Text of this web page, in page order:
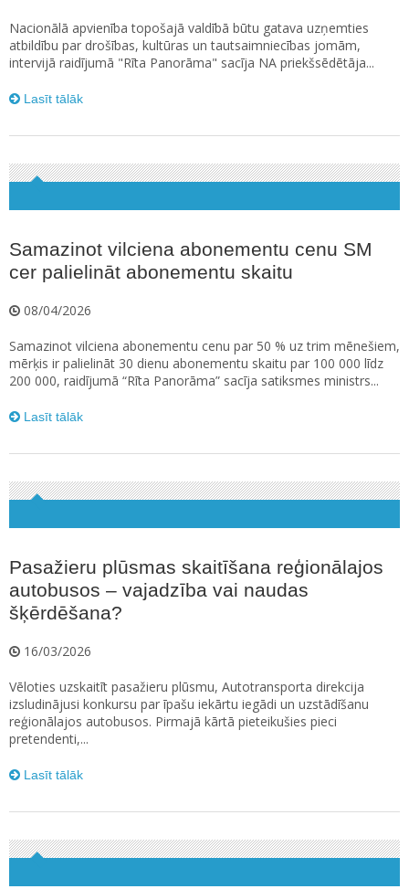
Nacionālā apvienība topošajā valdībā būtu gatava uzņemties
atbildību par drošības, kultūras un tautsaimniecības jomām,
intervijā raidījumā "Rīta Panorāma" sacīja NA priekšsēdētāja...
Lasīt tālāk
Samazinot vilciena abonementu cenu SM
cer palielināt abonementu skaitu
08/04/2026
Samazinot vilciena abonementu cenu par 50 % uz trim mēnešiem,
mērķis ir palielināt 30 dienu abonementu skaitu par 100 000 līdz
200 000, raidījumā “Rīta Panorāma” sacīja satiksmes ministrs...
Lasīt tālāk
Pasažieru plūsmas skaitīšana reģionālajos
autobusos – vajadzība vai naudas
šķērdēšana?
16/03/2026
Vēloties uzskaitīt pasažieru plūsmu, Autotransporta direkcija
izsludinājusi konkursu par īpašu iekārtu iegādi un uzstādīšanu
reģionālajos autobusos. Pirmajā kārtā pieteikušies pieci
pretendenti,...
Lasīt tālāk